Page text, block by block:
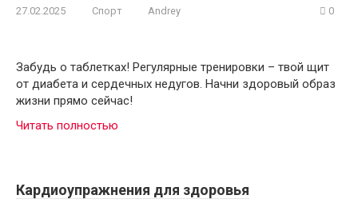
27.02.2025 Спорт Andrey 0
Забудь о таблетках! Регулярные тренировки – твой щит
от диабета и сердечных недугов. Начни здоровый образ
жизни прямо сейчас!
Читать полностью
Кардиоупражнения для здоровья